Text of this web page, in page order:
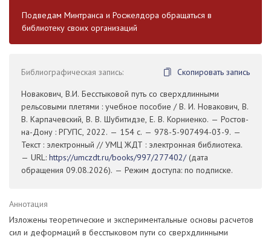
Подведам Минтранса и Росжелдора обращаться в
библиотеку своих организаций
Библиографическая запись:
Скопировать запись
Новакович, В.И. Бесстыковой путь со сверхдлинными
рельсовыми плетями : учебное пособие / В. И. Новакович, В.
В. Карпачевский, В. В. Шубитидзе, Е. В. Корниенко. — Ростов-
на-Дону : РГУПС, 2022. — 154 с. — 978-5-907494-03-9. —
Текст : электронный // УМЦ ЖДТ : электронная библиотека.
— URL: https://umczdt.ru/books/997/277402/(дата
обращения 09.08.2026). — Режим доступа: по подписке.
Аннотация
Изложены теоретические и экспериментальные основы расчетов
сил и деформаций в бесстыковом пути со сверхдлинными